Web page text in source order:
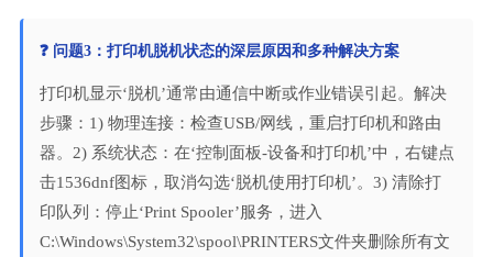
❓ 问题3：打印机脱机状态的深层原因和多种解决方案
打印机显示‘脱机’通常由通信中断或作业错误引起。解决
步骤：1) 物理连接：检查USB/网线，重启打印机和路由
器。2) 系统状态：在‘控制面板-设备和打印机’中，右键点
击1536dnf图标，取消勾选‘脱机使用打印机’。3) 清除打
印队列：停止‘Print Spooler’服务，进入
C:\Windows\System32\spool\PRINTERS文件夹删除所有文